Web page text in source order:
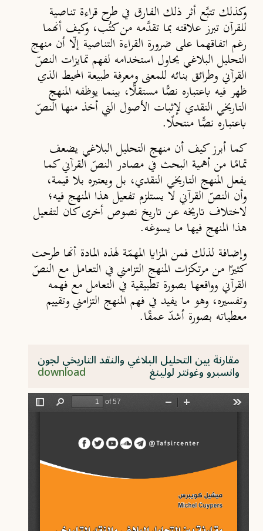
وكذلك تتبَّع أثر ذلك الفارق في طرح قراءة تناصية
للقرآن تبرز علاقته بما تقدَّمه من كتُب، وكيف أنهما
رغم اتفاقهما على ضرورة القراءة التناصية إلّا أن منهج
التحليل البلاغي يحاول استخدامه لفهم تمايزات النصّ
القرآني وطرائق بنائه للمعنى ومعرفة طبيعة المحيط الذي
ظهر فيه باعتباره نصًّا مستقلًّا، بينما يوظفه المنهج
التاريخي النقدي لإثبات الأصول التي أخذ منها النصّ
باعتباره نصًّا منتحلًا.
كما أبرز كيف أن منهج التحليل البلاغي يضعف
تمامًا من أهمية البحث في مصادر النصّ القرآني كما
يفعل المنهج التاريخي النقدي، بل ويعتبره بلا قيمة،
وأن النصّ القرآني لا يستلزم تفعيل هذا المنهج فيه؛
لاختلاف تاريخه عن تاريخ نصوص أخرى كان لتفعيل
هذا المنهج فيها ما يسوغه.
وإضافة لذلك فمن المزايا المهمّة لهذه المادة أنها طرحت
كثيرًا من مرتكزات المنهج التزامني في التعامل مع النصّ
القرآني وواقعها بصورة تطبيقية في التعامل مع فهمه
وتفسيره، وهو ما يفيد في فهم المنهج التزامني وتقييم
معطياته بصورة أشدّ عمقًا.
مقارنة بين التحليل البلاغي والنقد التاريخي لجون
وانسبرو وغونتر لولينغ